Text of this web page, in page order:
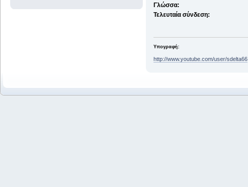
Γλώσσα:
Τελευταία σύνδεση:
Υπογραφή:
http://www.youtube.com/user/sdelta66